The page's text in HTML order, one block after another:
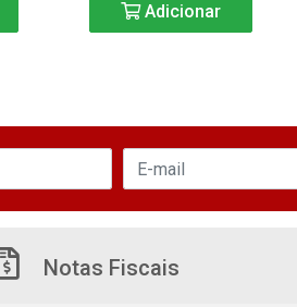
Adicionar
Notas Fiscais